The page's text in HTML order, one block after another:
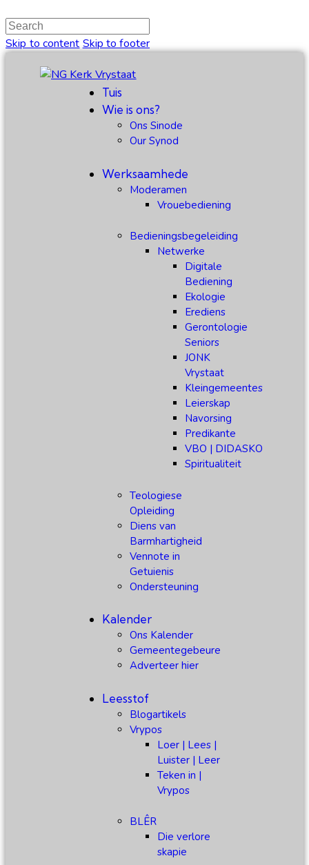
Skip to content Skip to footer
Tuis
Wie is ons?
Ons Sinode
Our Synod
Werksaamhede
Moderamen
Vrouebediening
Bedieningsbegeleiding
Netwerke
Digitale
Bediening
Ekologie
Erediens
Gerontologie
Seniors
JONK
Vrystaat
Kleingemeentes
Leierskap
Navorsing
Predikante
VBO | DIDASKO
Spiritualiteit
Teologiese
Opleiding
Diens van
Barmhartigheid
Vennote in
Getuienis
Ondersteuning
Kalender
Ons Kalender
Gemeentegebeure
Adverteer hier
Leesstof
Blogartikels
Vrypos
Loer | Lees |
Luister | Leer
Teken in |
Vrypos
BLÊR
Die verlore
skapie